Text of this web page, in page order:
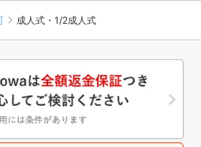
成人式・1/2成人式